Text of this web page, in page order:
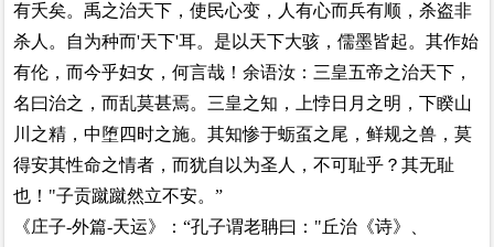
有夭矣。禹之治天下，使民心变，人有心而兵有顺，杀盗非
杀人。自为种而'天下'耳。是以天下大骇，儒墨皆起。其作始
有伦，而今乎妇女，何言哉！余语汝：三皇五帝之治天下，
名曰治之，而乱莫甚焉。三皇之知，上悖日月之明，下睽山
川之精，中堕四时之施。其知惨于蛎虿之尾，鲜规之兽，莫
得安其性命之情者，而犹自以为圣人，不可耻乎？其无耻
也！"子贡蹴蹴然立不安。”
《庄子-外篇-天运》：“孔子谓老聃曰："丘治《诗》、